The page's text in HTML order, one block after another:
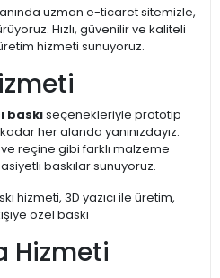
uzman e-ticaret sitemizle,
Hızlı, güvenilir ve kaliteli
hizmeti sunuyoruz.
baskıseçenekleriyle prototip
her alanda yanınızdayız.
ve reçine gibi farklı malzeme
baskılar sunuyoruz.
hizmeti, 3D yazıcı ile üretim,
özel baskı
Hizmeti